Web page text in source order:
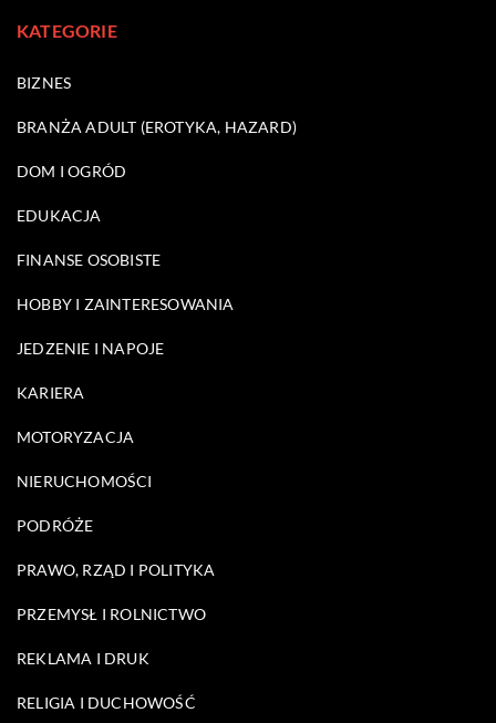
KATEGORIE
BIZNES
BRANŻA ADULT (EROTYKA, HAZARD)
DOM I OGRÓD
EDUKACJA
FINANSE OSOBISTE
HOBBY I ZAINTERESOWANIA
JEDZENIE I NAPOJE
KARIERA
MOTORYZACJA
NIERUCHOMOŚCI
PODRÓŻE
PRAWO, RZĄD I POLITYKA
PRZEMYSŁ I ROLNICTWO
REKLAMA I DRUK
RELIGIA I DUCHOWOŚĆ